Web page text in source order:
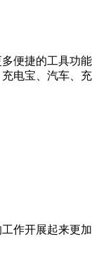
便捷的工具
电宝、汽车、
作开展起来